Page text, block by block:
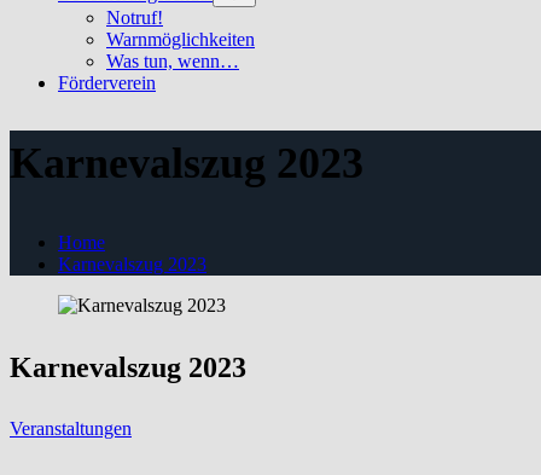
sub
menu
Notruf!
Warnmöglichkeiten
Was tun, wenn…
Förderverein
Karnevalszug 2023
Home
Karnevalszug 2023
Karnevalszug 2023
Veranstaltungen